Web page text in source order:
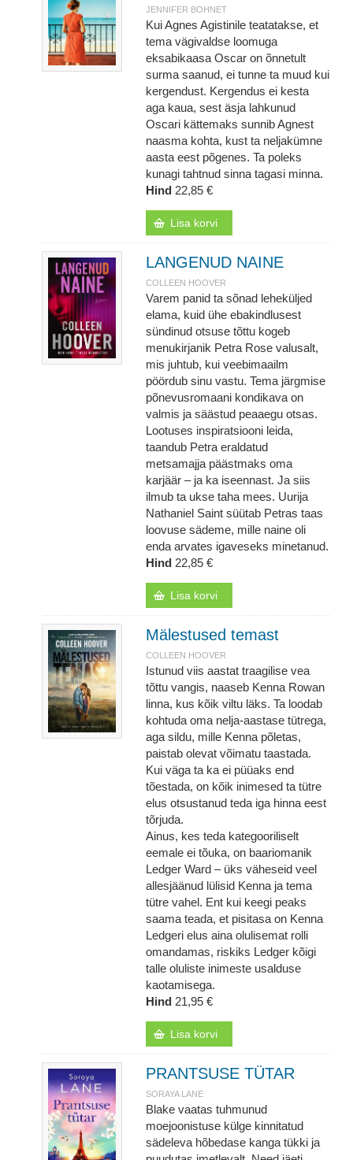
JENNIFER BOHNET
Kui Agnes Agistinile teatatakse, et
tema vägivaldse loomuga
eksabikaasa Oscar on õnnetult
surma saanud, ei tunne ta muud kui
kergendust. Kergendus ei kesta
aga kaua, sest äsja lahkunud
Oscari kättemaks sunnib Agnest
naasma kohta, kust ta neljakümne
aasta eest põgenes. Ta poleks
kunagi tahtnud sinna tagasi minna.
Hind 22,85 €
Lisa korvi
LANGENUD NAINE
COLLEEN HOOVER
Varem panid ta sõnad leheküljed
elama, kuid ühe ebakindlusest
sündinud otsuse tõttu kogeb
menukirjanik Petra Rose valusalt,
mis juhtub, kui veebimaailm
pöördub sinu vastu. Tema järgmise
põnevusromaani kondikava on
valmis ja säästud peaaegu otsas.
Lootuses inspiratsiooni leida,
taandub Petra eraldatud
metsamajja päästmaks oma
karjäär – ja ka iseennast. Ja siis
ilmub ta ukse taha mees. Uurija
Nathaniel Saint süütab Petras taas
loovuse sädeme, mille naine oli
enda arvates igaveseks minetanud.
Hind 22,85 €
Lisa korvi
Mälestused temast
COLLEEN HOOVER
Istunud viis aastat traagilise vea
tõttu vangis, naaseb Kenna Rowan
linna, kus kõik viltu läks. Ta loodab
kohtuda oma nelja-aastase tütrega,
aga sildu, mille Kenna põletas,
paistab olevat võimatu taastada.
Kui väga ta ka ei püüaks end
tõestada, on kõik inimesed ta tütre
elus otsustanud teda iga hinna eest
tõrjuda.
Ainus, kes teda kategooriliselt
eemale ei tõuka, on baariomanik
Ledger Ward – üks väheseid veel
allesjäänud lülisid Kenna ja tema
tütre vahel. Ent kui keegi peaks
saama teada, et pisitasa on Kenna
Ledgeri elus aina olulisemat rolli
omandamas, riskiks Ledger kõigi
talle oluliste inimeste usalduse
kaotamisega.
Hind 21,95 €
Lisa korvi
PRANTSUSE TÜTAR
SORAYA LANE
Blake vaatas tuhmunud
moejoonistuse külge kinnitatud
sädeleva hõbedase kanga tükki ja